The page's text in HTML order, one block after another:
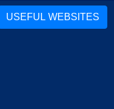
USEFUL WEBSITES